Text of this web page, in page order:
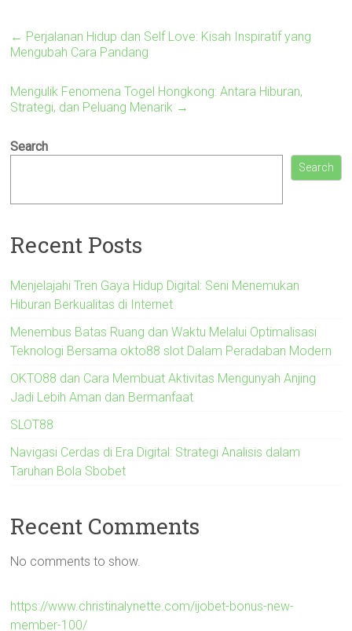
← Perjalanan Hidup dan Self Love: Kisah Inspiratif yang
Mengubah Cara Pandang
Mengulik Fenomena Togel Hongkong: Antara Hiburan,
Strategi, dan Peluang Menarik →
Search
Search
Recent Posts
Menjelajahi Tren Gaya Hidup Digital: Seni Menemukan
Hiburan Berkualitas di Internet
Menembus Batas Ruang dan Waktu Melalui Optimalisasi
Teknologi Bersama okto88 slot Dalam Peradaban Modern
OKTO88 dan Cara Membuat Aktivitas Mengunyah Anjing
Jadi Lebih Aman dan Bermanfaat
SLOT88
Navigasi Cerdas di Era Digital: Strategi Analisis dalam
Taruhan Bola Sbobet
Recent Comments
No comments to show.
https://www.christinalynette.com/ijobet-bonus-new-
member-100/